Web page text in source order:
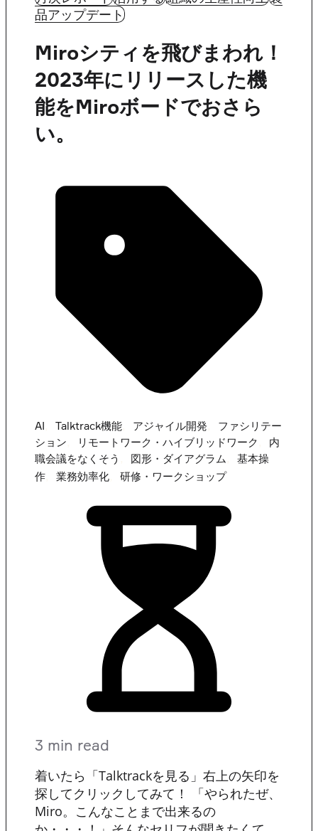
品アップデート
Miroシティを飛びまわれ！
2023年にリリースした機
能をMiroボードでおさら
い。
AI Talktrack機能 アジャイル開発
ファシリテー
ション
リモートワーク・ハイブリッドワーク
内
職会議をなくそう
図形・ダイアグラム
基本操
作
業務効率化 研修・ワークショップ
3 min read
着いたら「Talktrackを見る」右上の矢印を
探してクリックしてみて！ 「やられたぜ、
Miro。こんなことまで出来るの